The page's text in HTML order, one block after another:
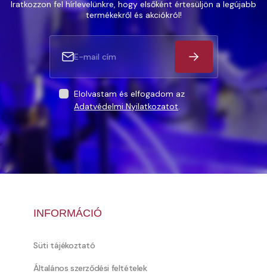
Iratkozzon fel hírlevelünkre, hogy elsőként értesüljön a legújabb
termékekről és akciókról!
Elolvastam és elfogadom az
Adatvédelmi Nyilatkozatot.
INFORMÁCIÓ
Süti tájékoztató
Általános szerződési feltételek